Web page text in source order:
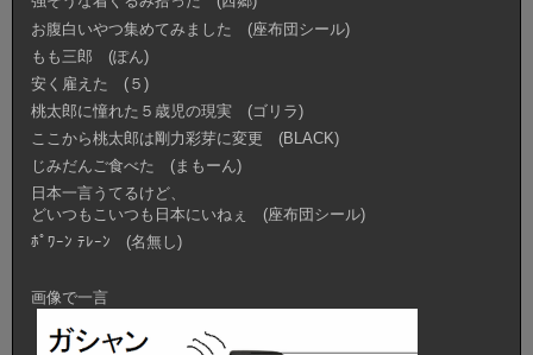
お腹白いやつ集めてみました (座布団シール)
もも三郎 (ぽん)
安く雇えた (５)
桃太郎に憧れた５歳児の現実 (ゴリラ)
ここから桃太郎は剛力彩芽に変更 (BLACK)
じみだんご食べた (まもーん)
日本一言うてるけど、
どいつもこいつも日本にいねぇ (座布団シール)
ﾎﾟﾜｰﾝ ﾃﾚｰﾝ (名無し)
画像で一言